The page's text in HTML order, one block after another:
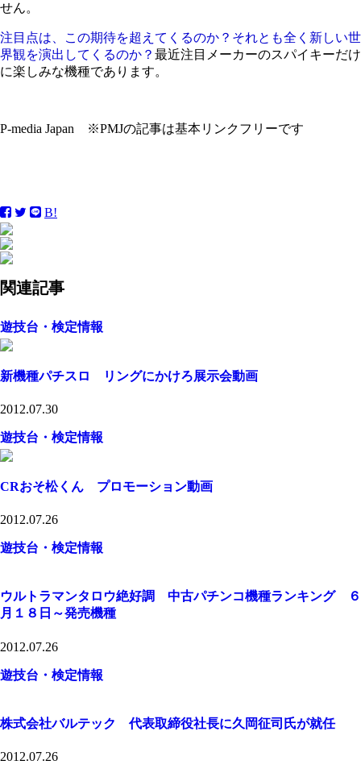
せん。
注目点は、この期待を超えてくるのか？それとも全く新しい世
界観を演出してくるのか？ 最近注目メーカーのスパイキーだけ
に楽しみな機種であります。
P-media Japan ※PMJの記事は基本リンクフリーです
B!
関連記事
遊技台・検定情報
新機種パチスロ リングにかけろ展示会動画
2012.07.30
遊技台・検定情報
CRおそ松くん プロモーション動画
2012.07.26
遊技台・検定情報
ウルトラマンタロウ絶好調 中古パチンコ機種ランキング ６
月１８日～発売機種
2012.07.26
遊技台・検定情報
株式会社バルテック 代表取締役社長に久岡征司氏が就任
2012.07.26